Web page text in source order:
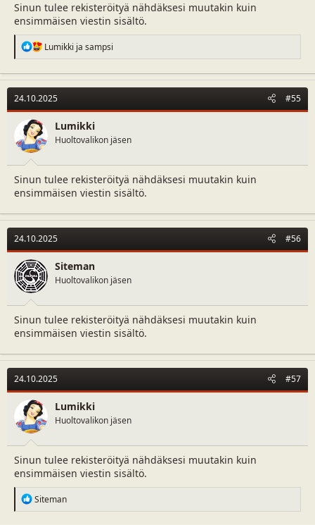
Sinun tulee rekisteröityä nähdäksesi muutakin kuin
ensimmäisen viestin sisältö.
R
e
c
t
i
o
n
s
:
Lumikki ja sampsi
24.10.2025 #55
Lumikki
Huoltovalikon jäsen
Sinun tulee rekisteröityä nähdäksesi muutakin kuin
ensimmäisen viestin sisältö.
24.10.2025 #56
Siteman
Huoltovalikon jäsen
Sinun tulee rekisteröityä nähdäksesi muutakin kuin
ensimmäisen viestin sisältö.
24.10.2025 #57
Lumikki
Huoltovalikon jäsen
Sinun tulee rekisteröityä nähdäksesi muutakin kuin
ensimmäisen viestin sisältö.
R
e
Siteman